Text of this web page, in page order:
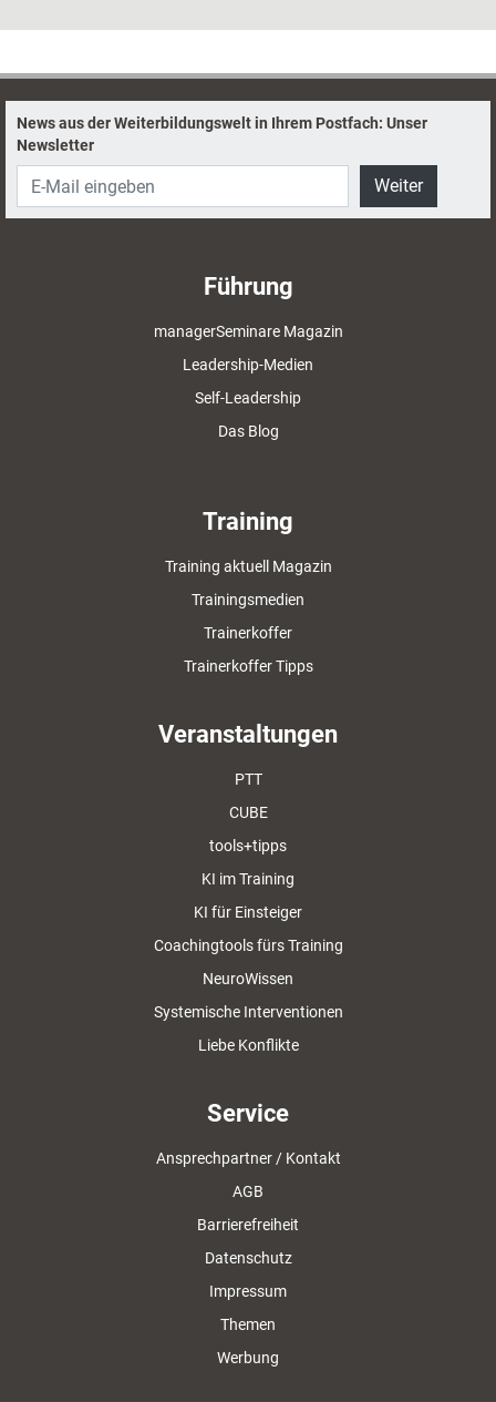
Ende erwartet Sie ein Abschlusstest, mit dem
News aus der Weiterbildungswelt in Ihrem Postfach: Unser
Newsletter
Weiter
Führung
managerSeminare Magazin
Leadership-Medien
Self-Leadership
Das Blog
Training
Training aktuell Magazin
Trainingsmedien
Trainerkoffer
Trainerkoffer Tipps
Veranstaltungen
PTT
CUBE
tools+tipps
KI im Training
KI für Einsteiger
Coachingtools fürs Training
NeuroWissen
Systemische Interventionen
Liebe Konflikte
Service
Ansprechpartner / Kontakt
AGB
Barrierefreiheit
Datenschutz
Impressum
Themen
Werbung